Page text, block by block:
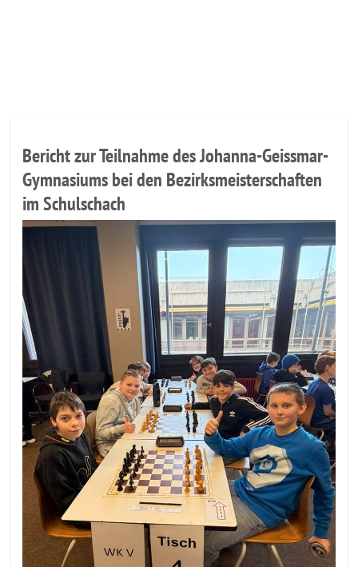
Bericht zur Teilnahme des Johanna-Geissmar-
Gymnasiums bei den Bezirksmeisterschaften
im Schulschach